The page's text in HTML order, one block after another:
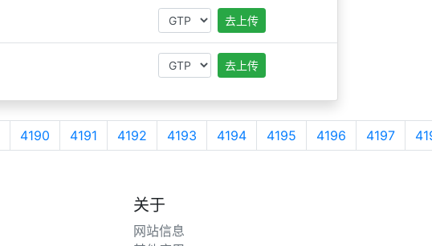
去上传
去上传
4190 4191 4192 4193 4194 4195 4196 4197
关于
网站信息